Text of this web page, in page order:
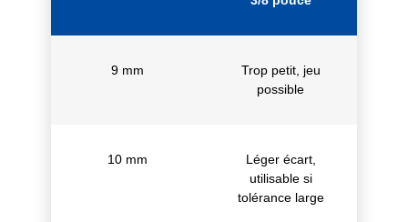
9 mm
Trop petit, jeu
possible
10 mm
Léger écart,
utilisable si
tolérance large